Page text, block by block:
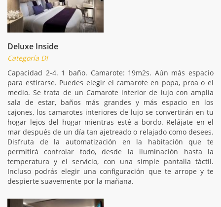
Deluxe Inside
Categoría DI
Capacidad 2-4. 1 baño. Camarote: 19m2s. Aún más espacio
para estirarse. Puedes elegir el camarote en popa, proa o el
medio. Se trata de un Camarote interior de lujo con amplia
sala de estar, baños más grandes y más espacio en los
cajones, los camarotes interiores de lujo se convertirán en tu
hogar lejos del hogar mientras esté a bordo. Relájate en el
mar después de un día tan ajetreado o relajado como desees.
Disfruta de la automatización en la habitación que te
permitirá controlar todo, desde la iluminación hasta la
temperatura y el servicio, con una simple pantalla táctil.
Incluso podrás elegir una configuración que te arrope y te
despierte suavemente por la mañana.